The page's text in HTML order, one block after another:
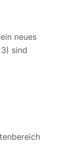
neues
sind